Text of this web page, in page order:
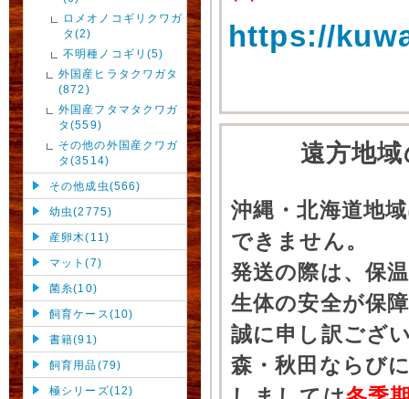
ロメオノコギリクワガ
タ(2)
不明種ノコギリ(5)
外国産ヒラタクワガタ
(872)
外国産フタマタクワガ
タ(559)
その他の外国産クワガ
タ(3514)
その他成虫(566)
幼虫(2775)
産卵木(11)
マット(7)
菌糸(10)
飼育ケース(10)
書籍(91)
飼育用品(79)
極シリーズ(12)
https://
遠方地
沖縄・北海道地
できません。
発送の際は、保
生体の安全が保
誠に申し訳ござ
森・秋田ならび